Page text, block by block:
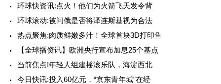
环球快资讯:点火！他们为火箭飞天发令背
环球滚动:被问俄是否将泽连斯基视为合法
热点聚焦:肉质鲜嫩多汁！全球首块3D打印鱼
【全球播资讯】欧洲央行宣布加息25个基点
当前焦点!年轻人组建摇滚乐队，海淀西北
今日快讯:投入60亿元，“京东青年城”在经